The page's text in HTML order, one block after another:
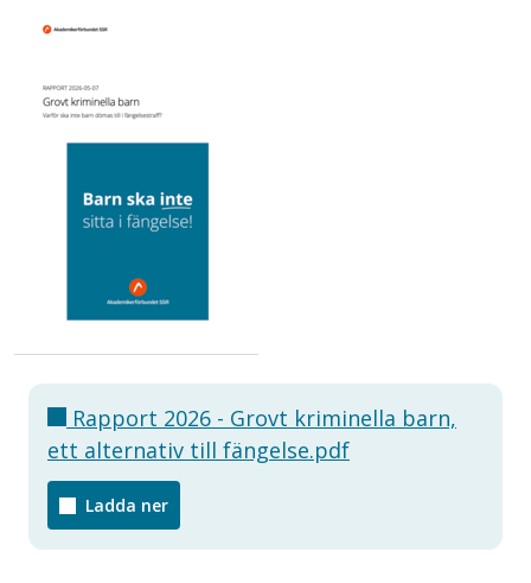
Rapport 2026 - Grovt kriminella barn,
ett alternativ till fängelse.pdf
Ladda ner